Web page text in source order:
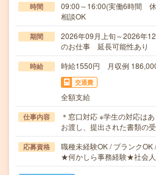
時間
09:00～16:00(実働6時間
相談OK
期間
2026年09月上旬～2026年
のお仕事 延長可能性あり
時給 時給1550円 月収例
交通費
全額支給
仕事内容
＊窓口対応 ※学生の対応は
お渡し、提出された書類の
応募資格
職種未経験OK / ブランクOK
★何かしら事務経験★社会